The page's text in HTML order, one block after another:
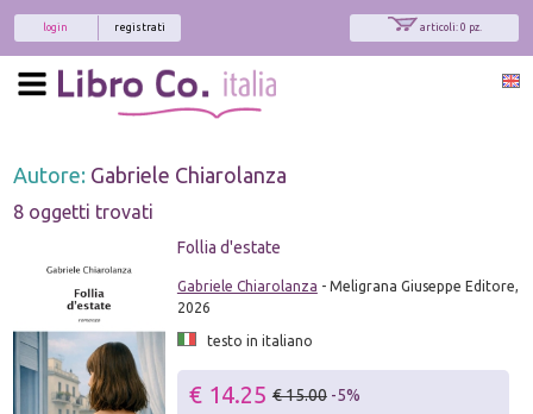
articoli: 0 pz.
registrati
login
Autore: Gabriele Chiarolanza
8 oggetti trovati
Follia d'estate
Gabriele Chiarolanza - Meligrana Giuseppe Editore,
2026
testo in italiano
€ 14.25 € 15.00 -5%